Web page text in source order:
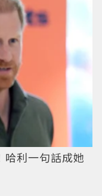
哈利一句話成她